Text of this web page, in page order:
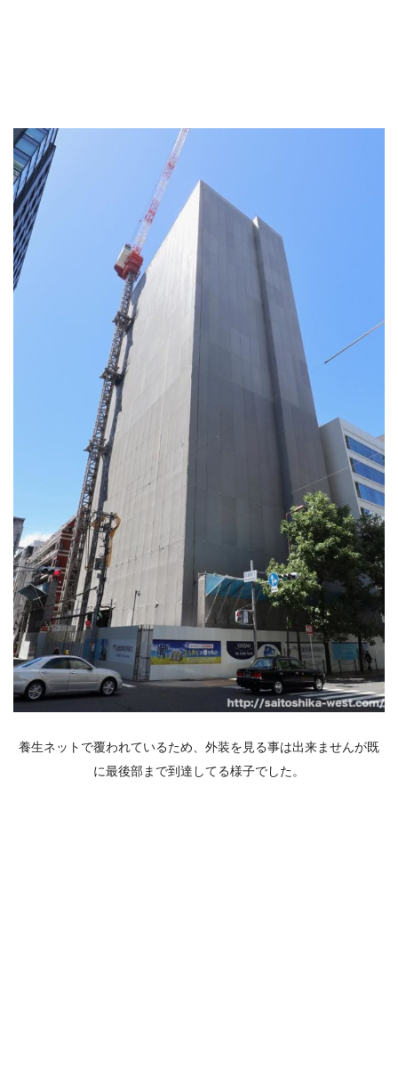
養生ネットで覆われているため、外装を見る事は出来ませんが既
に最後部まで到達してる様子でした。